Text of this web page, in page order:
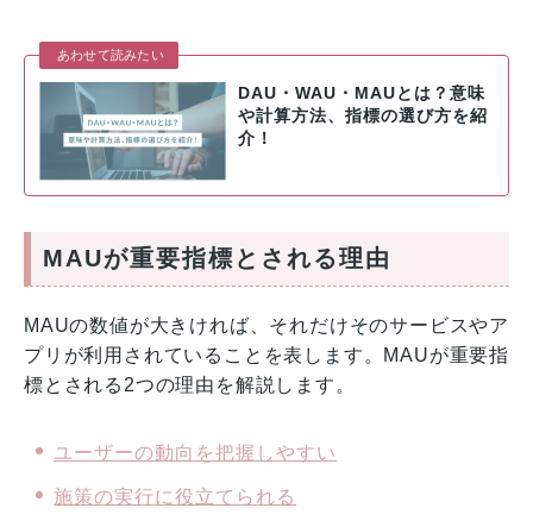
あわせて読みたい
DAU・WAU・MAUとは？意味
や計算方法、指標の選び方を紹
介！
MAUが重要指標とされる理由
MAUの数値が大きければ、それだけそのサービスやア
プリが利用されていることを表します。MAUが重要指
標とされる2つの理由を解説します。
ユーザーの動向を把握しやすい
施策の実行に役立てられる